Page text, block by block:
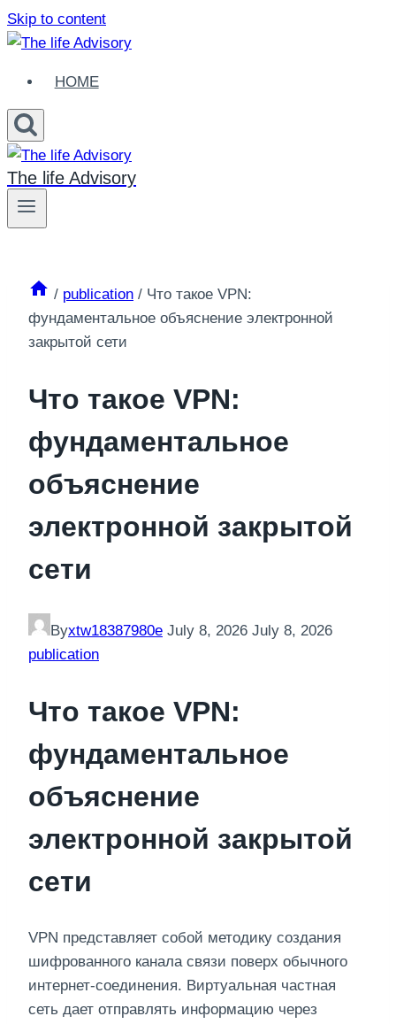
Skip to content
HOME
The life Advisory
/ publication / Что такое VPN:
фундаментальное объяснение электронной
закрытой сети
Что такое VPN:
фундаментальное
объяснение
электронной закрытой
сети
Byxtw18387980e July 8, 2026 July 8, 2026
publication
Что такое VPN:
фундаментальное
объяснение
электронной закрытой
сети
VPN представляет собой методику создания
шифрованного канала связи поверх обычного
интернет-соединения. Виртуальная частная
сеть дает отправлять информацию через